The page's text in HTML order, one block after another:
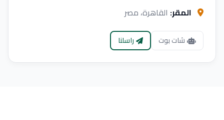
المقر: القاهرة، مصر
شات بوت راسلنا